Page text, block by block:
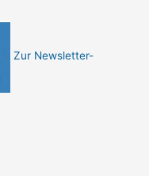
Zur Newsletter-